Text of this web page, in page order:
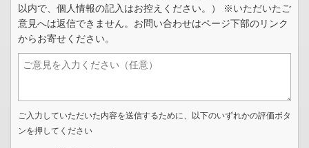
以内で、個人情報の記入はお控えください。） ※いただいたご
意見へは返信できません。お問い合わせはページ下部のリンク
からお寄せください。
ご入力していただいた内容を送信するために、以下のいずれかの評価ボタ
ンを押してください